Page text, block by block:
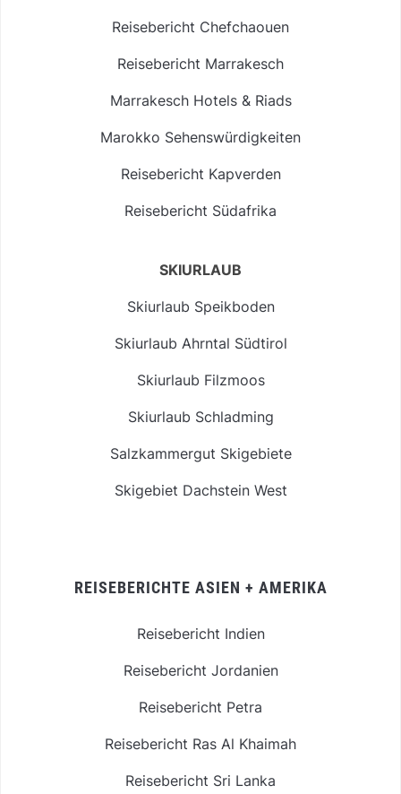
Reisebericht Chefchaouen
Reisebericht Marrakesch
Marrakesch Hotels & Riads
Marokko Sehenswürdigkeiten
Reisebericht Kapverden
Reisebericht Südafrika
SKIURLAUB
Skiurlaub Speikboden
Skiurlaub Ahrntal Südtirol
Skiurlaub Filzmoos
Skiurlaub Schladming
Salzkammergut Skigebiete
Skigebiet Dachstein West
REISEBERICHTE ASIEN + AMERIKA
Reisebericht Indien
Reisebericht Jordanien
Reisebericht Petra
Reisebericht Ras Al Khaimah
Reisebericht Sri Lanka